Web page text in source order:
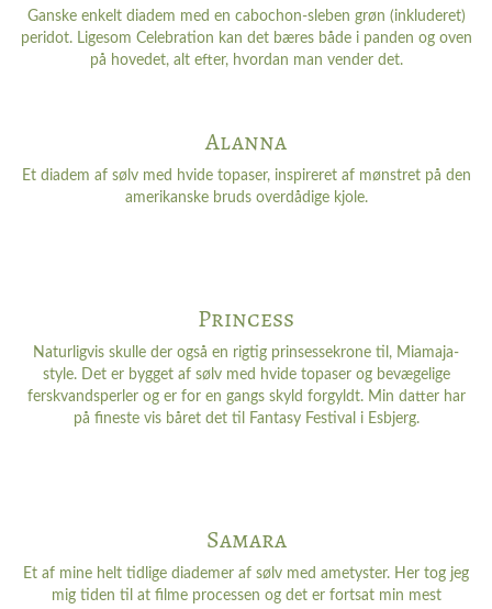
Ganske enkelt diadem med en cabochon-sleben grøn (inkluderet)
peridot. Ligesom Celebration kan det bæres både i panden og oven
på hovedet, alt efter, hvordan man vender det.
Alanna
Et diadem af sølv med hvide topaser, inspireret af mønstret på den
amerikanske bruds overdådige kjole.
Princess
Naturligvis skulle der også en rigtig prinsessekrone til, Miamaja-
style. Det er bygget af sølv med hvide topaser og bevægelige
ferskvandsperler og er for en gangs skyld forgyldt. Min datter har
på fineste vis båret det til Fantasy Festival i Esbjerg.
Samara
Et af mine helt tidlige diademer af sølv med ametyster. Her tog jeg
mig tiden til at filme processen og det er fortsat min mest